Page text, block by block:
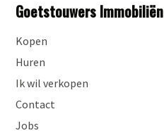
Goetstouwers Immobiliën
Kopen
Huren
Ik wil verkopen
Contact
Jobs